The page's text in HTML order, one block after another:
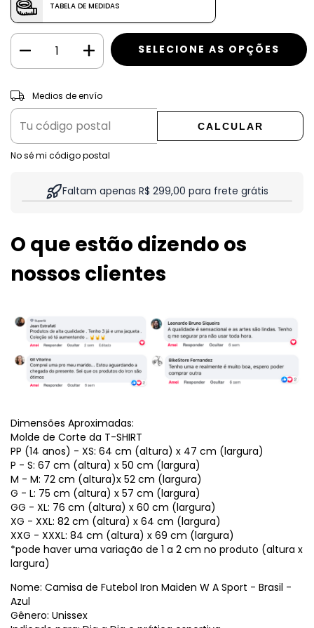
TABELA DE MEDIDAS
Entregas para el CP:
Medios de envío
CALCULAR
No sé mi código postal
Faltam apenas R$ 299,00 para frete grátis
O que estão dizendo os
nossos clientes
Dimensões Aproximadas:
Molde de Corte da T-SHIRT
PP (14 anos) - XS: 64 cm (altura) x 47 cm (largura)
P - S: 67 cm (altura) x 50 cm (largura)
M - M: 72 cm (altura)x 52 cm (largura)
G - L: 75 cm (altura) x 57 cm (largura)
GG - XL: 76 cm (altura) x 60 cm (largura)
XG - XXL: 82 cm (altura) x 64 cm (largura)
XXG - XXXL: 84 cm (altura) x 69 cm (largura)
*pode haver uma variação de 1 a 2 cm no produto (altura x
largura)
Nome: Camisa de Futebol Iron Maiden W A Sport - Brasil -
Azul
Gênero: Unissex